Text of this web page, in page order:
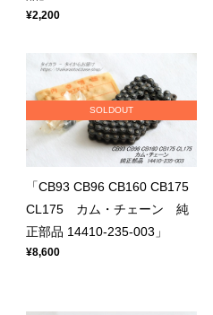
¥2,200
SOLDOUT
「CB93 CB96 CB160 CB175
CL175 カム・チェーン 純
正部品 14410-235-003」
¥8,600